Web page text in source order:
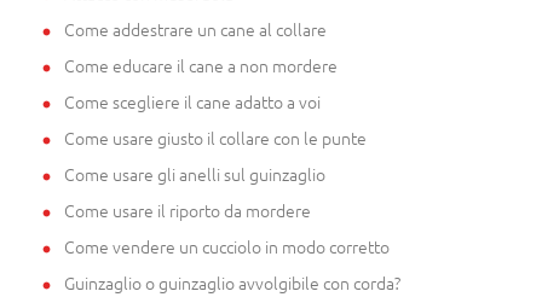
Come addestrare un cane al collare
Come educare il cane a non mordere
Come scegliere il cane adatto a voi
Come usare giusto il collare con le punte
Come usare gli anelli sul guinzaglio
Come usare il riporto da mordere
Come vendere un cucciolo in modo corretto
Guinzaglio o guinzaglio avvolgibile con corda?